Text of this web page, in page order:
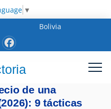
▼
Bolivia
de una
9 tácticas